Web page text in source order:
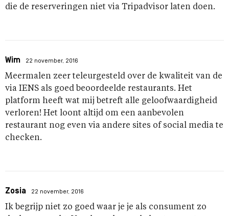
die de reserveringen niet via Tripadvisor laten doen.
Wim 22 november, 2016
Meermalen zeer teleurgesteld over de kwaliteit van de
via IENS als goed beoordeelde restaurants. Het
platform heeft wat mij betreft alle geloofwaardigheid
verloren! Het loont altijd om een aanbevolen
restaurant nog even via andere sites of social media te
checken.
Zosia 22 november, 2016
Ik begrijp niet zo goed waar je je als consument zo